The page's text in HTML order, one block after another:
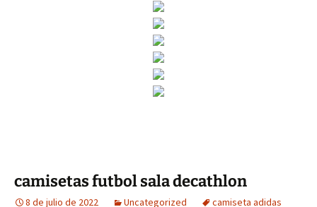
camisetas futbol sala decathlon
8 de julio de 2022 Uncategorized
camiseta adidas